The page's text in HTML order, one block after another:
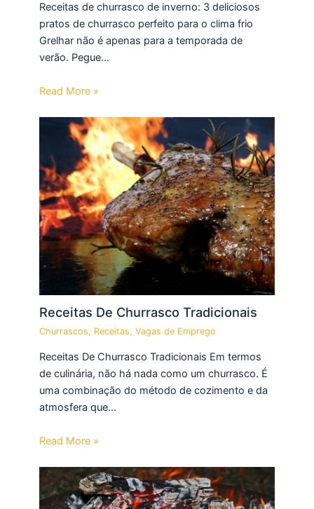
Receitas de churrasco de inverno: 3 deliciosos
pratos de churrasco perfeito para o clima frio
Grelhar não é apenas para a temporada de
verão. Pegue…
Read More »
Receitas De Churrasco Tradicionais
Churrascos, Receitas,Vagas de Emprego
Receitas De Churrasco Tradicionais Em termos
de culinária, não há nada como um churrasco. É
uma combinação do método de cozimento e da
atmosfera que…
Read More »